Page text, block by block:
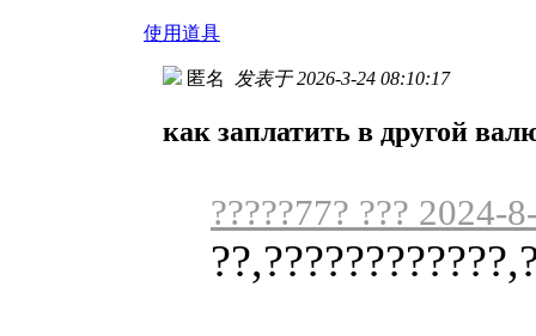
使用道具
匿名 发表于 2026-3-24 08:10:17
как заплатить в другой
?????77? ??? 2024-